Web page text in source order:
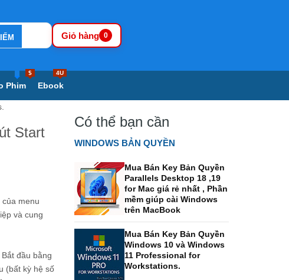
Giỏ hàng 0
Phim
$
Ebook
4U
Start
menu
và cung
đầu bằng
(bất kỳ hệ số
Có thể bạn cần
WINDOWS BẢN QUYỀN
Mua Bán Key Bản Quyền
Parallels Desktop 18 ,19
for Mac giá rẻ nhất , Phần
mềm giúp cài Windows
trên MacBook
Mua Bán Key Bản Quyền
Windows 10 và Windows
11 Professional for
Workstations.